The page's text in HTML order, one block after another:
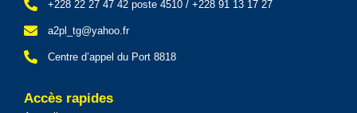
+228 22 27 47 42 poste 4510 / +228 91 13 17 27
a2pl_tg@yahoo.fr
Centre d’appel du Port 8818
Accès rapides